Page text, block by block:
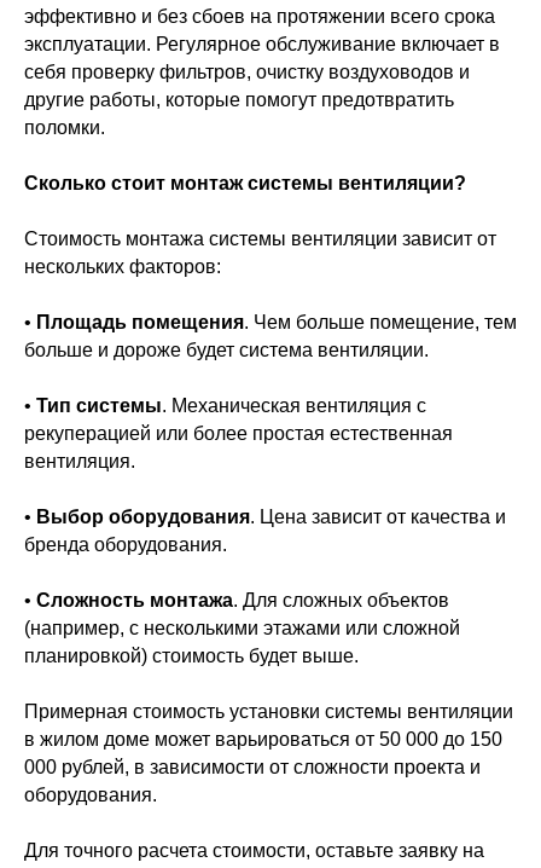
эффективно и без сбоев на протяжении всего срока
эксплуатации. Регулярное обслуживание включает в
себя проверку фильтров, очистку воздуховодов и
другие работы, которые помогут предотвратить
поломки.
Сколько стоит монтаж системы вентиляции?
Стоимость монтажа системы вентиляции зависит от
нескольких факторов:
• Площадь помещения. Чем больше помещение, тем
больше и дороже будет система вентиляции.
• Тип системы. Механическая вентиляция с
рекуперацией или более простая естественная
вентиляция.
• Выбор оборудования. Цена зависит от качества и
бренда оборудования.
• Сложность монтажа. Для сложных объектов
(например, с несколькими этажами или сложной
планировкой) стоимость будет выше.
Примерная стоимость установки системы вентиляции
в жилом доме может варьироваться от 50 000 до 150
000 рублей, в зависимости от сложности проекта и
оборудования.
Для точного расчета стоимости, оставьте заявку на